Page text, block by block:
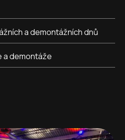
a demontážních dnů
a demontáže